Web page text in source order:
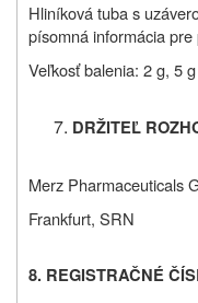
Hliníková tuba s
písomná informácia pre
Veľkosť balenia: 2 g, 5 g
DRŽITEĽ
Merz Pharmaceuticals
Frankfurt, SRN
8. REGISTRAČNÉ